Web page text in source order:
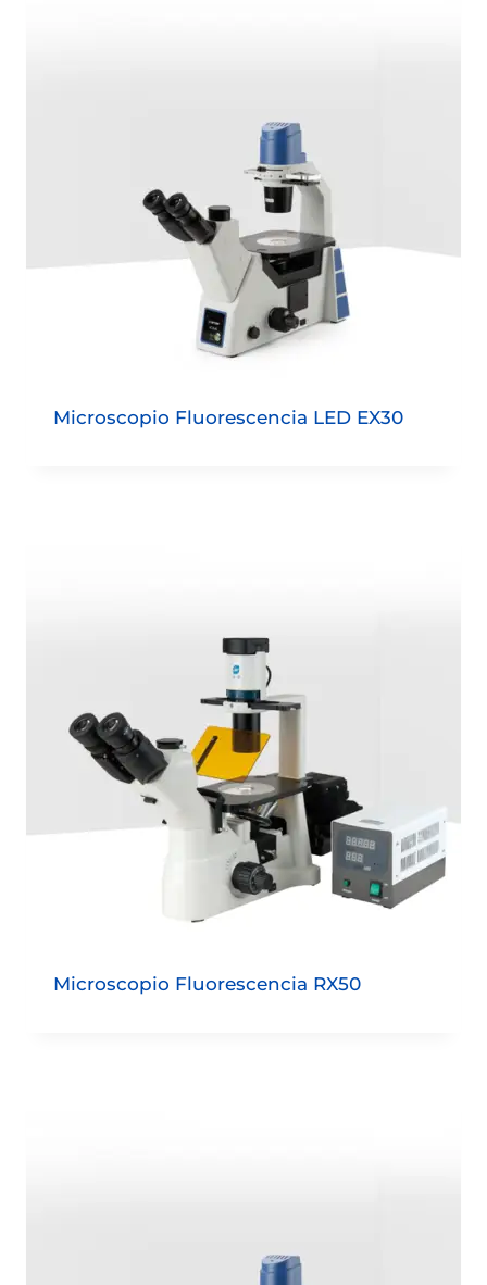
Microscopio Fluorescencia LED EX30
Microscopio Fluorescencia RX50